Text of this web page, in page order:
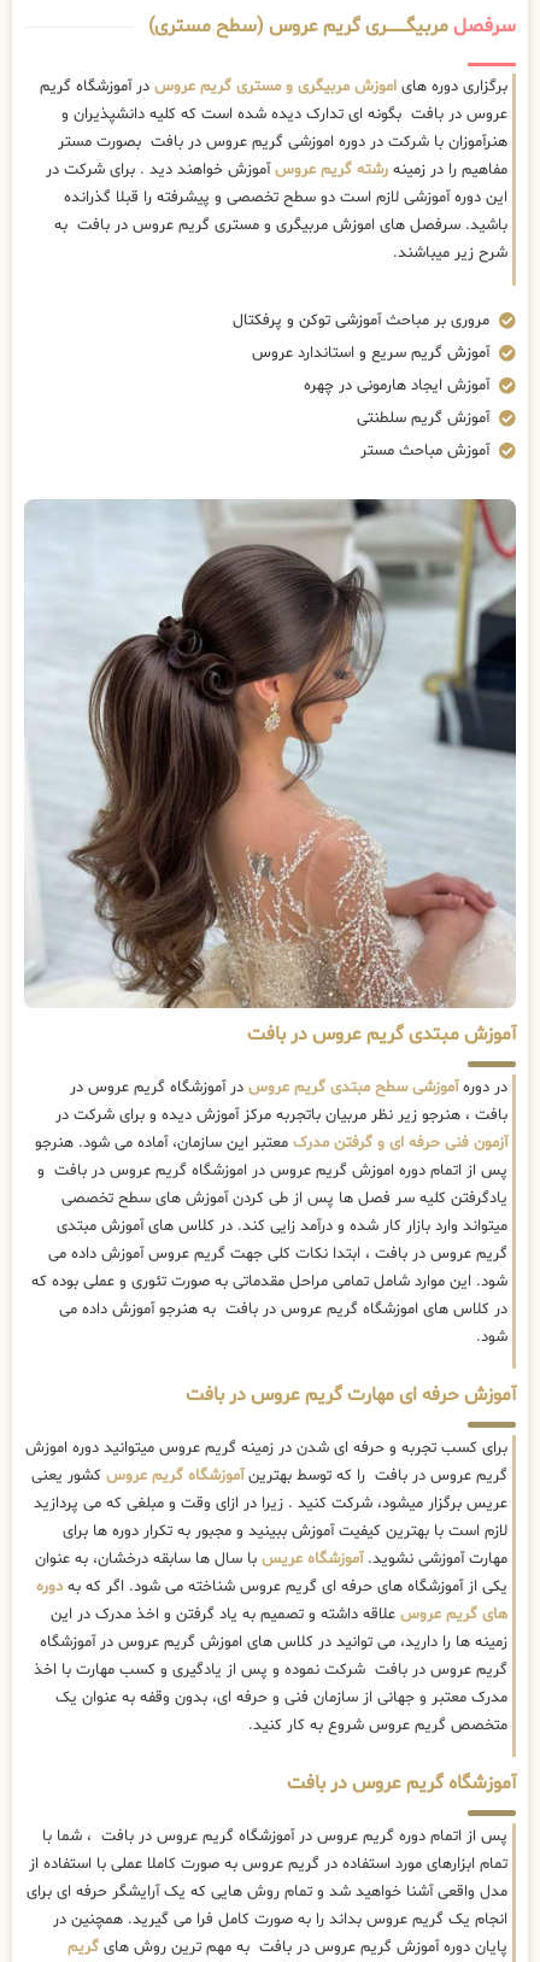
سرفصلمربیگــــــــری گریم عروس (سطح مستری)
برگزاری دوره های اموزش مربیگری و مستری گریم عروس در آموزشگاه گریم
عروس در بافت بگونه ای تدارک دیده شده است که کلیه دانشپذیران و
هنرآموزان با شرکت در دوره اموزشی گریم عروس در بافت بصورت مستر
مفاهیم را در زمینه رشته گریم عروسآموزش خواهند دید . برای شرکت در
این دوره آموزشی لازم است دو سطح تخصصی و پیشرفته را قبلا گذرانده
باشید. سرفصل های اموزش مربیگری و مستری گریم عروس در بافت به
شرح زیر میباشند.
مروری بر مباحث آموزشی توکن و پرفکتال
آموزش گریم سریع و استاندارد عروس
آموزش ایجاد هارمونی در چهره
آموزش گریم سلطنتی
آموزش مباحث مستر
آموزش مبتدی گریم عروس در بافت
در دورهآموزشی سطح مبتدی گریم عروس در آموزشگاه گریم عروس در
بافت ، هنرجو زیر نظر مربیان باتجربه مرکز آموزش دیده و برای شرکت در
آزمون فنی حرفه ای و گرفتن مدرک معتبر این سازمان، آماده می شود. هنرجو
پس از اتمام دوره اموزش گریم عروس در اموزشگاه گریم عروس در بافت و
یادگرفتن کلیه سر فصل ها پس از طی کردن آموزش های سطح تخصصی
میتواند وارد بازار کار شده و درآمد زایی کند. در کلاس های آموزش مبتدی
گریم عروس در بافت ، ابتدا نکات کلی جهت گریم عروس آموزش داده می
شود. این موارد شامل تمامی مراحل مقدماتی به صورت تئوری و عملی بوده که
در کلاس های اموزشگاه گریم عروس در بافت به هنرجو آموزش داده می
شود.
آموزش حرفه ای مهارت گریم عروس در بافت
برای کسب تجربه و حرفه ای شدن در زمینه گریم عروس میتوانید دوره اموزش
گریم عروس در بافت را که توسط بهترینآموزشگاه گریم عروس کشور یعنی
عریس برگزار میشود، شرکت کنید . زیرا در ازای وقت و مبلغی که می پردازید
لازم است با بهترین کیفیت آموزش ببینید و مجبور به تکرار دوره ها برای
مهارت آموزشی نشوید.آموزشگاه عریس با سال ها سابقه درخشان، به عنوان
یکی از آموزشگاه های حرفه ای گریم عروس شناخته می شود. اگر که بهدوره
های گریم عروس علاقه داشته و تصمیم به یاد گرفتن و اخذ مدرک در این
زمینه ها را دارید، می توانید در کلاس های اموزش گریم عروس در آموزشگاه
گریم عروس در بافت شرکت نموده و پس از یادگیری و کسب مهارت با اخذ
مدرک معتبر و جهانی از سازمان فنی و حرفه ای، بدون وقفه به عنوان یک
متخصص گریم عروس شروع به کار کنید.
آموزشگاه گریم عروس در بافت
پس از اتمام دوره گریم عروس در آموزشگاه گریم عروس در بافت ، شما با
تمام ابزارهای مورد استفاده در گریم عروس به صورت کاملا عملی با استفاده از
مدل واقعی آشنا خواهید شد و تمام روش هایی که یک آرایشگر حرفه ای برای
انجام یک گریم عروس بداند را به صورت کامل فرا می گیرید. همچنین در
پایان دوره آموزش گریم عروس در بافت به مهم ترین روش های گریم